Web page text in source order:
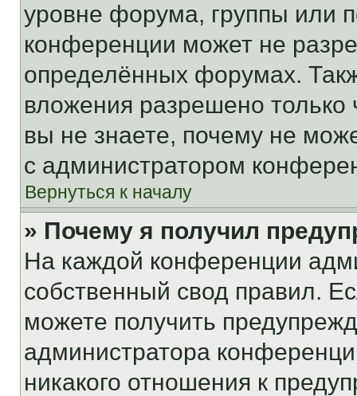
уровне форума, группы или
конференции может не
определённых форумах.
вложения разрешено
вы не знаете, почему не
с администратором
Вернуться к началу
» Почему я получил
На каждой конференции
собственный свод правил.
можете получить
администратора
никакого отношения к